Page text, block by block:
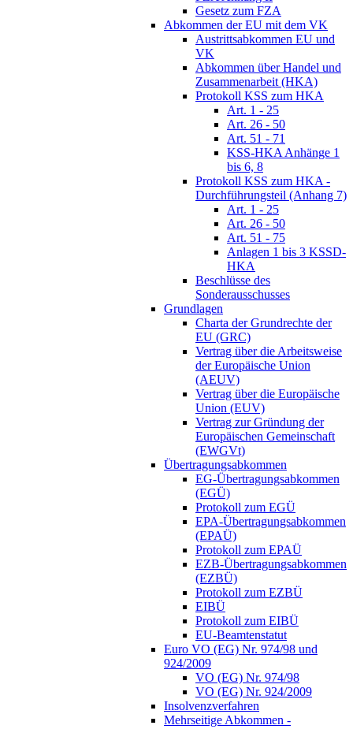
Gesetz zum FZA
Abkommen der EU mit dem VK
Austrittsabkommen EU und
VK
Abkommen über Handel und
Zusammenarbeit (HKA)
Protokoll KSS zum HKA
Art. 1 - 25
Art. 26 - 50
Art. 51 - 71
KSS-HKA Anhänge 1
bis 6, 8
Protokoll KSS zum HKA -
Durchführungsteil (Anhang 7)
Art. 1 - 25
Art. 26 - 50
Art. 51 - 75
Anlagen 1 bis 3 KSSD-
HKA
Beschlüsse des
Sonderausschusses
Grundlagen
Charta der Grundrechte der
EU (GRC)
Vertrag über die Arbeitsweise
der Europäische Union
(AEUV)
Vertrag über die Europäische
Union (EUV)
Vertrag zur Gründung der
Europäischen Gemeinschaft
(EWGVt)
Übertragungsabkommen
EG-Übertragungsabkommen
(EGÜ)
Protokoll zum EGÜ
EPA-Übertragungsabkommen
(EPAÜ)
Protokoll zum EPAÜ
EZB-Übertragungsabkommen
(EZBÜ)
Protokoll zum EZBÜ
EIBÜ
Protokoll zum EIBÜ
EU-Beamtenstatut
Euro VO (EG) Nr. 974/98 und
924/2009
VO (EG) Nr. 974/98
VO (EG) Nr. 924/2009
Insolvenzverfahren
Mehrseitige Abkommen -